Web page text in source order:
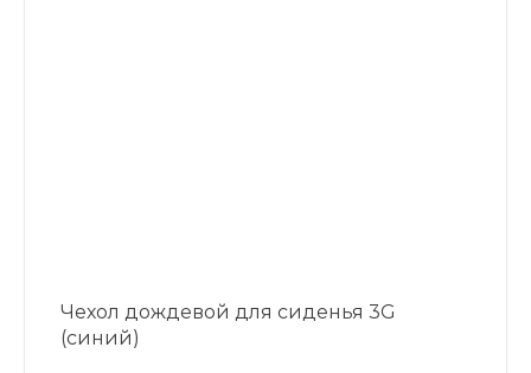
Чехол дождевой для сиденья 3G
(синий)